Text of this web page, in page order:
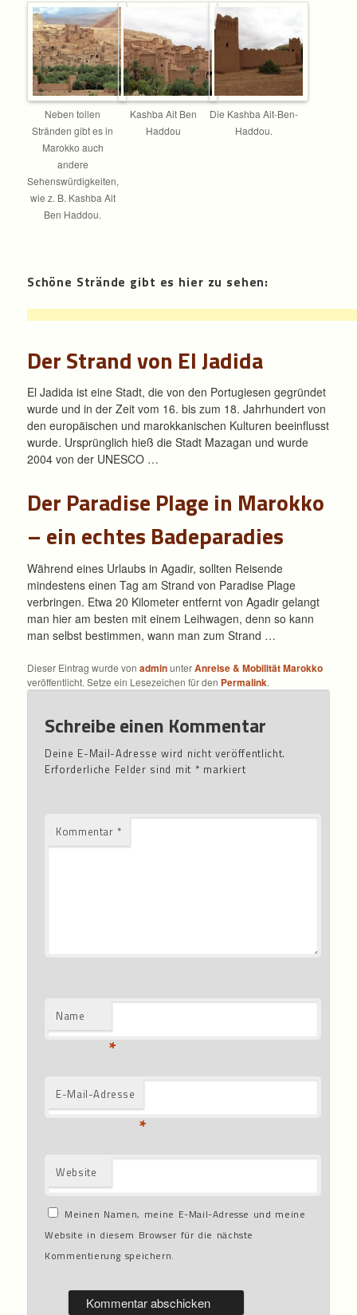
Neben tollen
Stränden gibt es in
Marokko auch
andere
Sehenswürdigkeiten,
wie z. B. Kashba Ait
Ben Haddou.
Kashba Ait Ben
Haddou
Die Kashba Ait-Ben-
Haddou.
Schöne Strände gibt es hier zu sehen:
Der Strand von El Jadida
El Jadida ist eine Stadt, die von den Portugiesen gegründet
wurde und in der Zeit vom 16. bis zum 18. Jahrhundert von
den europäischen und marokkanischen Kulturen beeinflusst
wurde. Ursprünglich hieß die Stadt Mazagan und wurde
2004 von der UNESCO …
Der Paradise Plage in Marokko
– ein echtes Badeparadies
Während eines Urlaubs in Agadir, sollten Reisende
mindestens einen Tag am Strand von Paradise Plage
verbringen. Etwa 20 Kilometer entfernt von Agadir gelangt
man hier am besten mit einem Leihwagen, denn so kann
man selbst bestimmen, wann man zum Strand …
Dieser Eintrag wurde vonadminunterAnreise & Mobilität Marokko
veröffentlicht. Setze ein Lesezeichen für den Permalink.
Schreibe einen Kommentar
Deine E-Mail-Adresse wird nicht veröffentlicht.
Erforderliche Felder sind mit * markiert
Kommentar *
Name
*
E-Mail-Adresse
*
Website
Meinen Namen, meine E-Mail-Adresse und meine
Website in diesem Browser für die nächste
Kommentierung speichern.